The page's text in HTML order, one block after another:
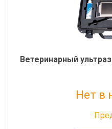
Ветеринарный
Нет в